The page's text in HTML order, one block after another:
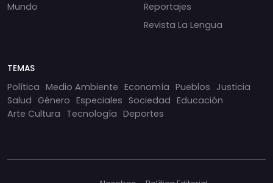
Mundo
Reportajes
Revista La Lengua
TEMAS
Política Medio Ambiente Economía Pueblos Justicia
Salud Género Especiales Sociedad Educación
Arte Cultura Tecnología Deportes